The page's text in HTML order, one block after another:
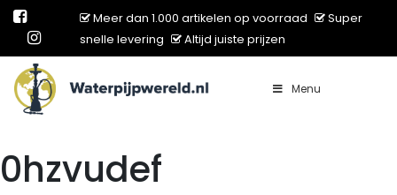
Meer dan 1.000 artikelen op voorraad
Super
snelle levering
Altijd juiste prijzen
Main Navigation Menu
0hzvudef